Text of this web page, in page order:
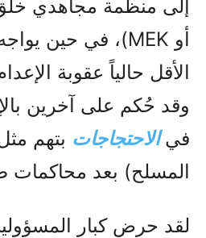
الأقل حالياً عقوبة
وقد حُكم على آخرين
فيالاحتجاجات بتهم
المسلح) بعد محاكمات
لقد حرض كبار